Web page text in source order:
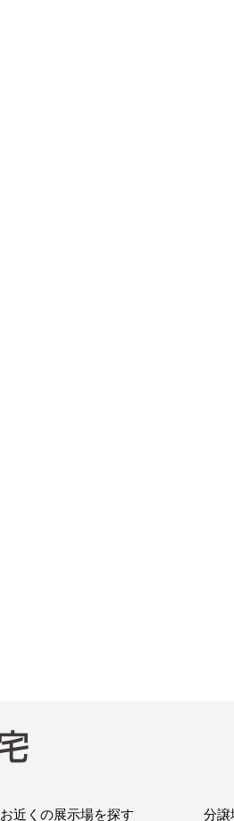
お近くの展示場を探す 分譲